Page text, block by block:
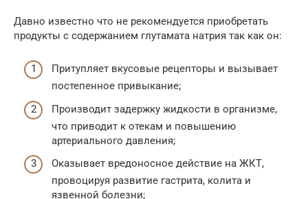
Давно известно что не рекомендуется приобретать
продукты с содержанием глутамата натрия так как он:
Притупляет вкусовые рецепторы и вызывает
постепенное привыкание;
Производит задержку жидкости в организме,
что приводит к отекам и повышению
артериального давления;
Оказывает вредоносное действие на ЖКТ,
провоцируя развитие гастрита, колита и
язвенной болезни;